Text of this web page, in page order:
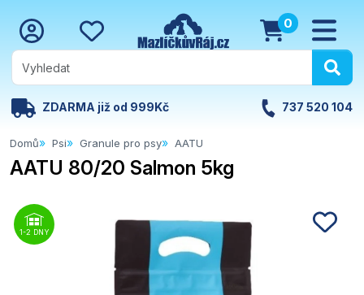
0
ZDARMA již od 999Kč 737 520 104
Domů Psi Granule pro psy AATU
AATU 80/20 Salmon 5kg
1-2 DNY